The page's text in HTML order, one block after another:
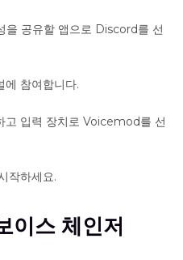
을 공유할 앱으로 Discord를 선
참여합니다.
고 입력 장치로 Voicemod를 선
작하세요.
이스 체인저